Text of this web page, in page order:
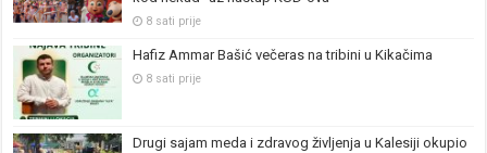
8 sati prije
Hafiz Ammar Bašić večeras na tribini u Kikačima
8 sati prije
Drugi sajam meda i zdravog življenja u Kalesiji okupio